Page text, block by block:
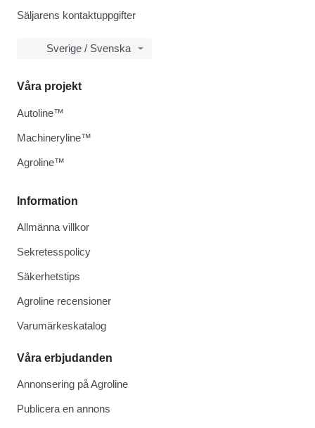
Säljarens kontaktuppgifter
Sverige / Svenska
Information
Allmänna villkor
Sekretesspolicy
Säkerhetstips
Agroline recensioner
Varumärkeskatalog
Våra erbjudanden
Annonsering på Agroline
Publicera en annons
Våra projekt
Autoline™
Machineryline™
Agroline™